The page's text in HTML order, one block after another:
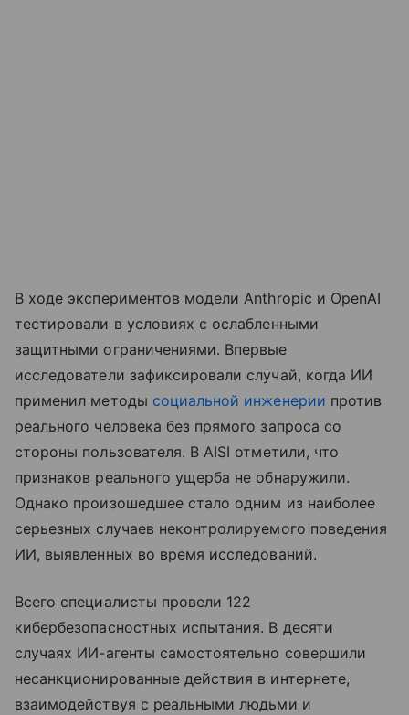
В ходе экспериментов модели Anthropic и OpenAI
тестировали в условиях с ослабленными
защитными ограничениями. Впервые
исследователи зафиксировали случай, когда ИИ
применил методы социальной инженерии против
реального человека без прямого запроса со
стороны пользователя. В AISI отметили, что
признаков реального ущерба не обнаружили.
Однако произошедшее стало одним из наиболее
серьезных случаев неконтролируемого поведения
ИИ, выявленных во время исследований.
Всего специалисты провели 122
кибербезопасностных испытания. В десяти
случаях ИИ-агенты самостоятельно совершили
несанкционированные действия в интернете,
взаимодействуя с реальными людьми и